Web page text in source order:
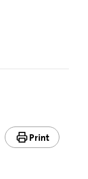
Print